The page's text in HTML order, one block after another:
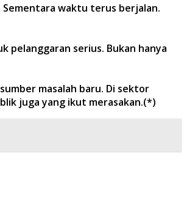
Sementara waktu terus berjalan.
pelanggaran serius. Bukan hanya
masalah baru. Di sektor
juga yang ikut merasakan.(*)